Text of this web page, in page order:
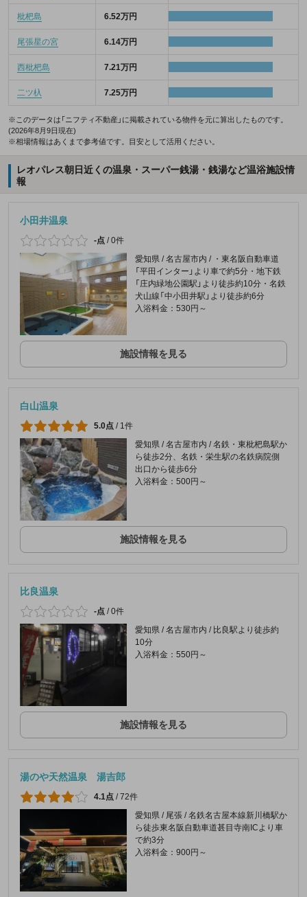
枇杷島 6.52万円
尾張星の宮 6.14万円
西枇杷島 7.21万円
二ツ杁 7.25万円
※このデータは「ニフティ不動産」に掲載されている物件を元に算出したものです。
(2026年8月9日現在)
※相場情報はあくまで参考値です。目安として活用ください。
レオパレス朝日近くの温泉・スーパー銭湯・銭湯など温浴施設情
報
小田井温泉
-点 /0件
愛知県 / 名古屋市内 / ・東名阪自動車道
「平田インター」より車で約5分・地下鉄
「庄内緑地公園駅」より徒歩約10分・名鉄
犬山線「中小田井駅」より徒歩約6分
入浴料金：530円～
施設情報を見る
白山温泉
5.0点 / 1件
愛知県 / 名古屋市内 / 名鉄・東枇杷島駅か
ら徒歩2分、名鉄・栄生駅の名鉄病院側
出口から徒歩6分
入浴料金：500円～
施設情報を見る
比良温泉
-点 /0件
愛知県 / 名古屋市内 / 比良駅より徒歩約
10分
入浴料金：550円～
施設情報を見る
湯のや天然温泉 湯吉郎
4.1点 /72件
愛知県 / 尾張 / 名鉄名古屋本線新川橋駅か
ら徒歩東名阪自動車道甚目寺南ICより車
で約3分
入浴料金：900円～